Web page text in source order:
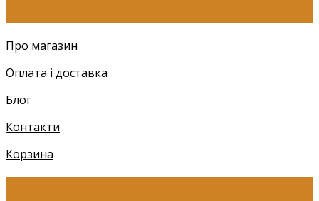
Про магазин
Оплата і доставка
Блог
Контакти
Корзина